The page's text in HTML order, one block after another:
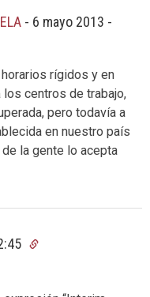
- 6 mayo 2013 -
rígidos y en
centros de trabajo,
pero todavía a
en nuestro país
la gente lo acepta